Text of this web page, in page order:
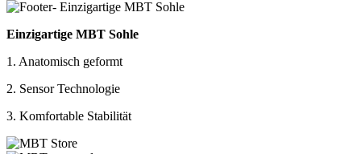
Einzigartige MBT Sohle
1. Anatomisch geformt
2. Sensor Technologie
3. Komfortable Stabilität